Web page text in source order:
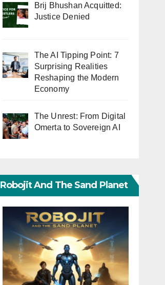
Brij Bhushan Acquitted:
Justice Denied
The AI Tipping Point: 7
Surprising Realities
Reshaping the Modern
Economy
The Unrest: From Digital
Omerta to Sovereign AI
Robojit And The Sand Planet